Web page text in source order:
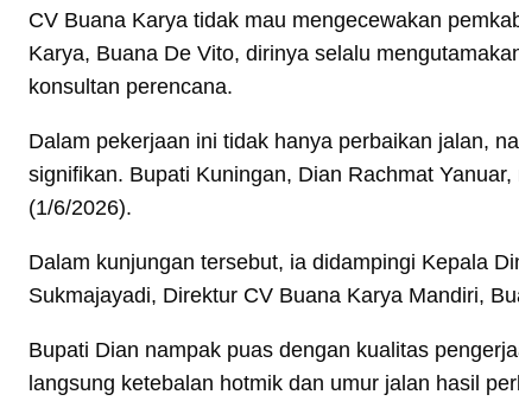
CV Buana Karya tidak mau mengecewakan
Karya, Buana De Vito, dirinya selalu
konsultan perencana.
Dalam pekerjaan ini tidak hanya perbaikan jalan,
signifikan. Bupati Kuningan, Dian Rachmat
(1/6/2026).
Dalam kunjungan tersebut, ia didampingi Kepala
Sukmajayadi, Direktur CV Buana Karya Mandiri,
Bupati Dian nampak puas dengan kualitas
langsung ketebalan hotmik dan umur jalan hasil